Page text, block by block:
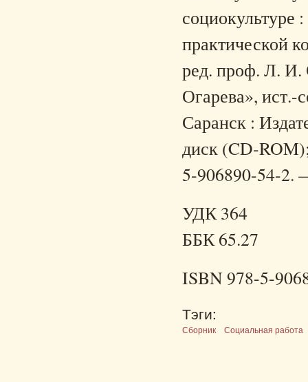
социокультуре
практической
ред. проф. Л.
Огарева»,
Саранск :
диск (CD-
5-906890-54-2.
УДК 364
ББК 65.27
ISBN 978-5-
Тэги:
Сборник Социальная работа